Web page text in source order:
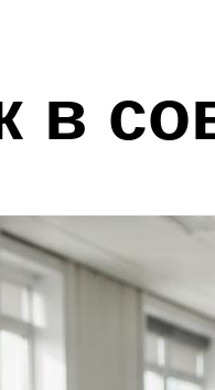
в